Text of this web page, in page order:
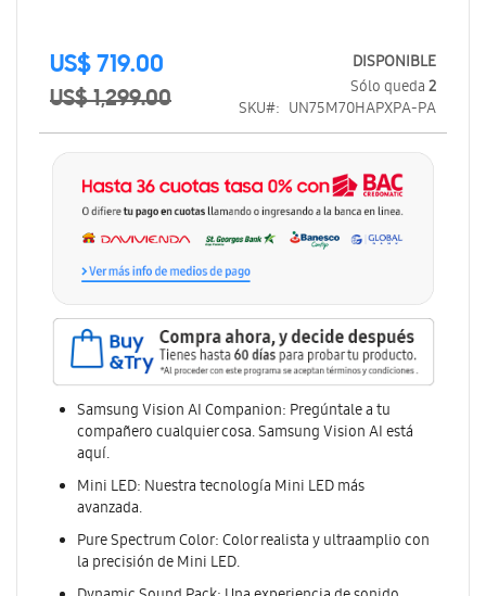
Precio
especial
US$ 719.00
US$ 1,299.00
DISPONIBLE
Sólo queda2
SKU
UN75M70HAPXPA-PA
Samsung Vision AI Companion: Pregúntale a tu
compañero cualquier cosa. Samsung Vision AI está
aquí.
Mini LED: Nuestra tecnología Mini LED más
avanzada.
Pure Spectrum Color: Color realista y ultraamplio con
la precisión de Mini LED.